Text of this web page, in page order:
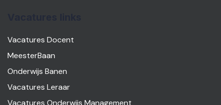
Vacatures Docent
MeesterBaan
Onderwijs Banen
Vacatures Leraar
Vacatures Onderwijs Management